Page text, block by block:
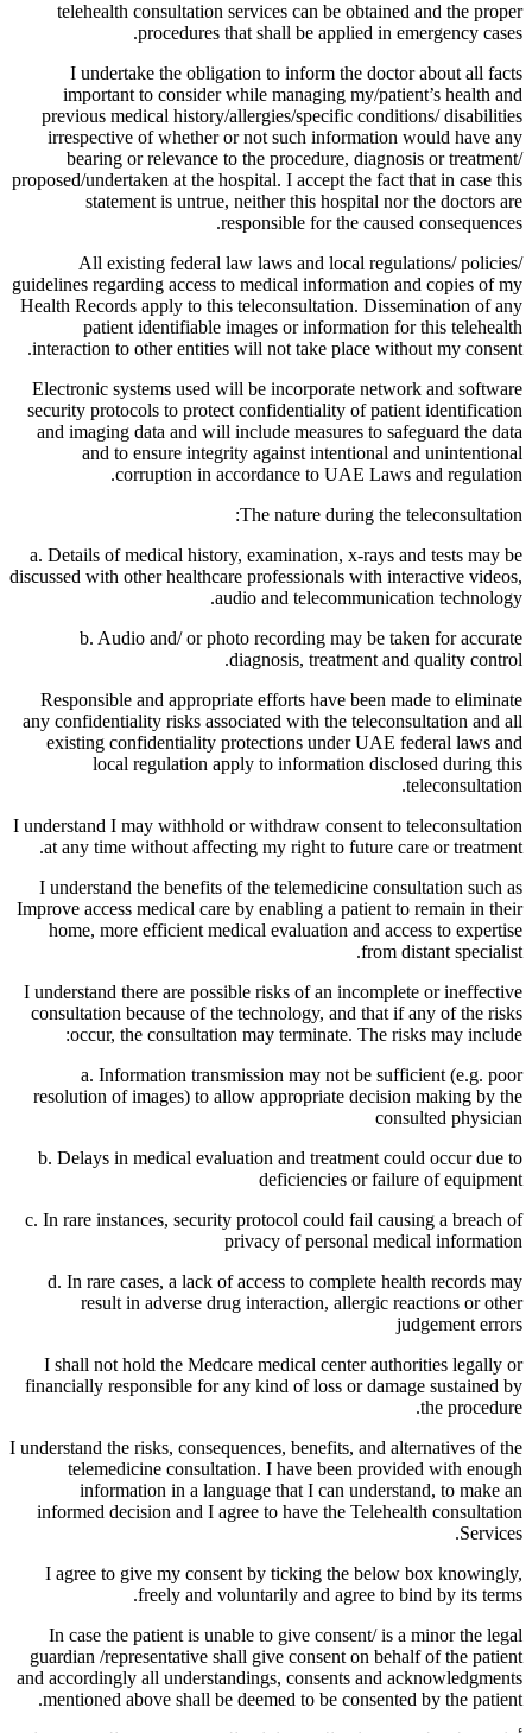
telehealth consultation services can be obtained and the proper
procedures that shall be applied in emergency cases.
I undertake the obligation to inform the doctor about all facts
important to consider while managing my/patient’s health and
previous medical history/allergies/specific conditions/ disabilities
irrespective of whether or not such information would have any
bearing or relevance to the procedure, diagnosis or treatment/
proposed/undertaken at the hospital. I accept the fact that in case this
statement is untrue, neither this hospital nor the doctors are
responsible for the caused consequences.
All existing federal law laws and local regulations/ policies/
guidelines regarding access to medical information and copies of my
Health Records apply to this teleconsultation. Dissemination of any
patient identifiable images or information for this telehealth
interaction to other entities will not take place without my consent.
Electronic systems used will be incorporate network and software
security protocols to protect confidentiality of patient identification
and imaging data and will include measures to safeguard the data
and to ensure integrity against intentional and unintentional
corruption in accordance to UAE Laws and regulation.
The nature during the teleconsultation:
a. Details of medical history, examination, x-rays and tests may be
discussed with other healthcare professionals with interactive videos,
audio and telecommunication technology.
b. Audio and/ or photo recording may be taken for accurate
diagnosis, treatment and quality control.
Responsible and appropriate efforts have been made to eliminate
any confidentiality risks associated with the teleconsultation and all
existing confidentiality protections under UAE federal laws and
local regulation apply to information disclosed during this
teleconsultation.
I understand I may withhold or withdraw consent to teleconsultation
at any time without affecting my right to future care or treatment.
I understand the benefits of the telemedicine consultation such as
Improve access medical care by enabling a patient to remain in their
home, more efficient medical evaluation and access to expertise
from distant specialist.
I understand there are possible risks of an incomplete or ineffective
consultation because of the technology, and that if any of the risks
occur, the consultation may terminate. The risks may include:
a. Information transmission may not be sufficient (e.g. poor
resolution of images) to allow appropriate decision making by the
consulted physician
b. Delays in medical evaluation and treatment could occur due to
deficiencies or failure of equipment
c. In rare instances, security protocol could fail causing a breach of
privacy of personal medical information
d. In rare cases, a lack of access to complete health records may
result in adverse drug interaction, allergic reactions or other
judgement errors
I shall not hold the Medcare medical center authorities legally or
financially responsible for any kind of loss or damage sustained by
the procedure.
I understand the risks, consequences, benefits, and alternatives of the
telemedicine consultation. I have been provided with enough
information in a language that I can understand, to make an
informed decision and I agree to have the Telehealth consultation
Services.
I agree to give my consent by ticking the below box knowingly,
freely and voluntarily and agree to bind by its terms.
In case the patient is unable to give consent/ is a minor the legal
guardian /representative shall give consent on behalf of the patient
and accordingly all understandings, consents and acknowledgments
mentioned above shall be deemed to be consented by the patient.